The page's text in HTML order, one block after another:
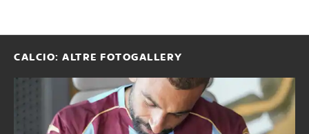
CALCIO: ALTRE FOTOGALLERY